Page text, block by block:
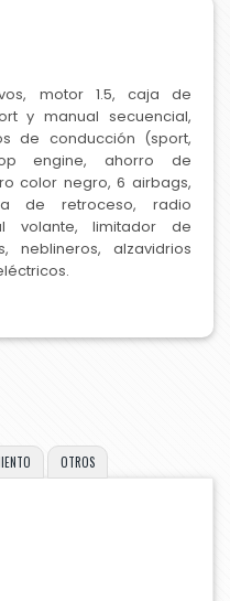
motor 1.5, caja de
y manual secuencial,
de conducción (sport,
engine, ahorro de
color negro, 6 airbags,
de retroceso, radio
volante, limitador de
neblineros, alzavidrios
OTROS